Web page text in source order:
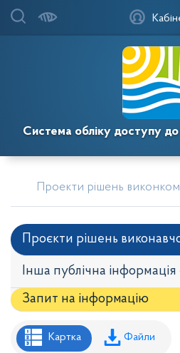
Система обліку доступу до
Проекти рішень
Проєкти рішень
Інша публічна інформація
Запит на iнформацію
Рішення районної ради
Картка Файли